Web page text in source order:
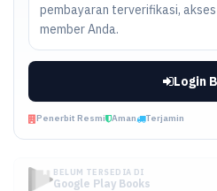
pembayaran terverifikasi,
member Anda.
Login
Penerbit Resmi Aman Terjamin
BELUM TERSEDIA DI
Google Play Books